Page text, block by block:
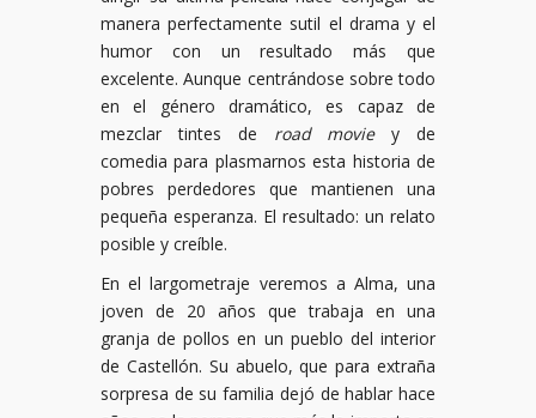
manera perfectamente sutil el drama y el
humor con un resultado más que
excelente. Aunque centrándose sobre todo
en el género dramático, es capaz de
mezclar tintes de road moviey de
comedia para plasmarnos esta historia de
pobres perdedores que mantienen una
pequeña esperanza. El resultado: un relato
posible y creíble.
En el largometraje veremos a Alma, una
joven de 20 años que trabaja en una
granja de pollos en un pueblo del interior
de Castellón. Su abuelo, que para extraña
sorpresa de su familia dejó de hablar hace